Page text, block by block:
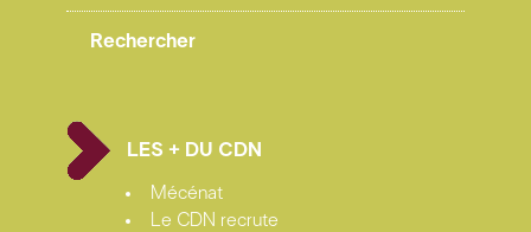
LES + DU CDN
Mécénat
Le CDN recrute